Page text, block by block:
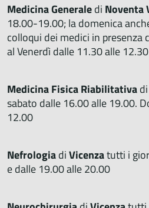
Medicina Generaledi Noventa
18.00-19.00; la domenica
colloqui dei medici in presenza
al Venerdì dalle 11.30 alle 12.30
Medicina Fisica Riabilitativadi
sabato dalle 16.00 alle 19.00.
12.00
NefrologiadiVicenzatutti i
e dalle 19.00 alle 20.00